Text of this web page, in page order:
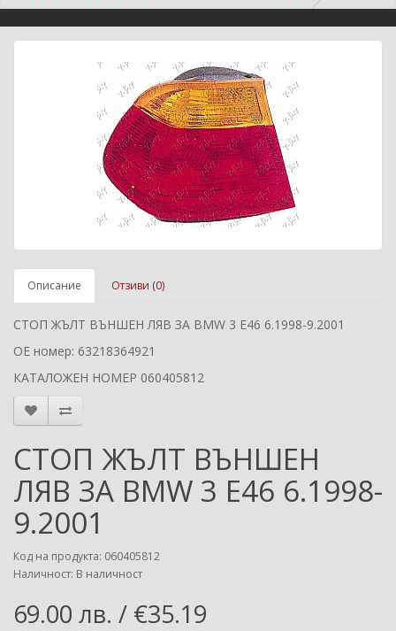
Описание Отзиви (0)
СТОП ЖЪЛТ ВЪНШЕН ЛЯВ ЗА BMW 3 E46 6.1998-9.2001
ОЕ номер: 63218364921
КАТАЛОЖЕН НОМЕР 060405812
СТОП ЖЪЛТ ВЪНШЕН
ЛЯВ ЗА BMW 3 E46 6.1998-
9.2001
Код на продукта: 060405812
Наличност: В наличност
69.00 лв. / €35.19